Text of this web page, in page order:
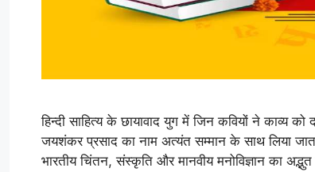
हिन्दी साहित्य के छायावाद युग में जिन कवियों ने काव्य
जयशंकर प्रसाद का नाम अत्यंत सम्मान के साथ लिया
भारतीय चिंतन, संस्कृति और मानवीय मनोविज्ञान का